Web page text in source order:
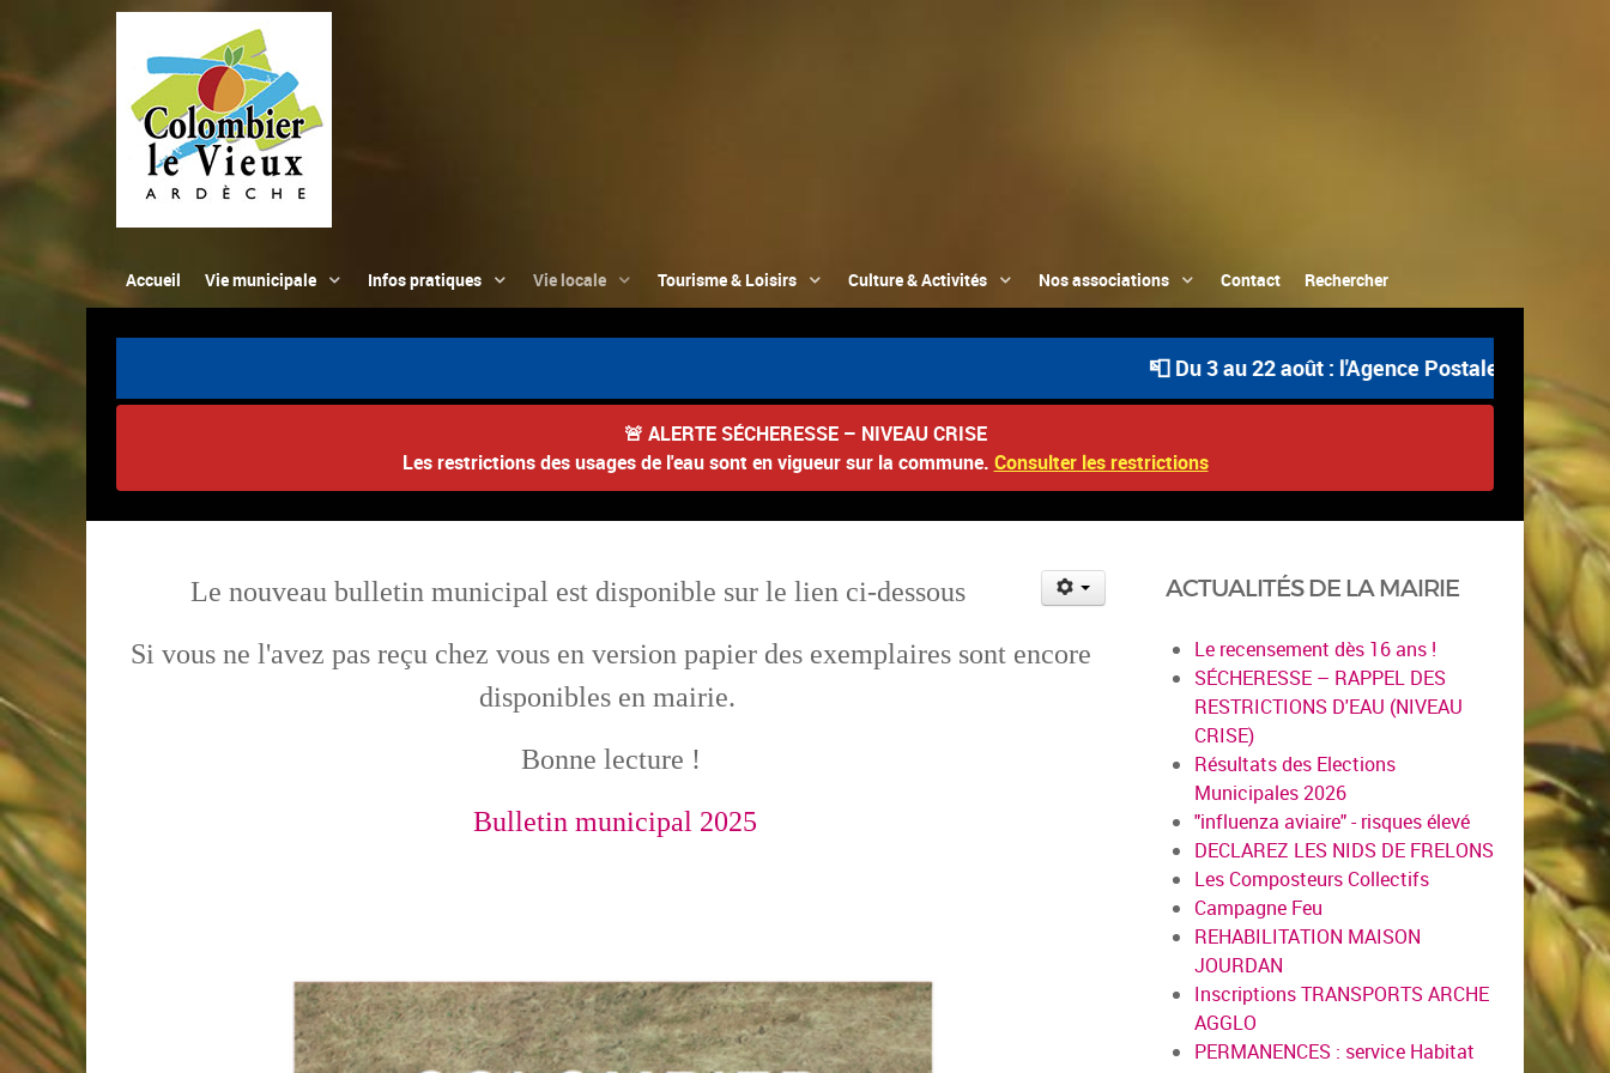
Accueil Vie municipale Infos pratiques Vie locale Tourisme & Loisirs Culture & Activités Nos associations Contact Rechercher
📮 Du 3 au 22 août : l'Agence Postale Communale
🚨 ALERTE SÉCHERESSE – NIVEAU CRISE
Les restrictions des usages de l'eau sont en vigueur sur la commune. Consulter les restrictions
Le nouveau bulletin municipal est disponible sur le lien ci-dessous
Si vous ne l'avez pas reçu chez vous en version papier des exemplaires sont encore
disponibles en mairie.
Bonne lecture !
Bulletin municipal 2025
ACTUALITÉS DE LA MAIRIE
Le recensement dès 16 ans !
SÉCHERESSE – RAPPEL DES
RESTRICTIONS D'EAU (NIVEAU
CRISE)
Résultats des Elections
Municipales 2026
"influenza aviaire" - risques élevé
DECLAREZ LES NIDS DE FRELONS
Les Composteurs Collectifs
Campagne Feu
REHABILITATION MAISON
JOURDAN
Inscriptions TRANSPORTS ARCHE
AGGLO
PERMANENCES : service Habitat